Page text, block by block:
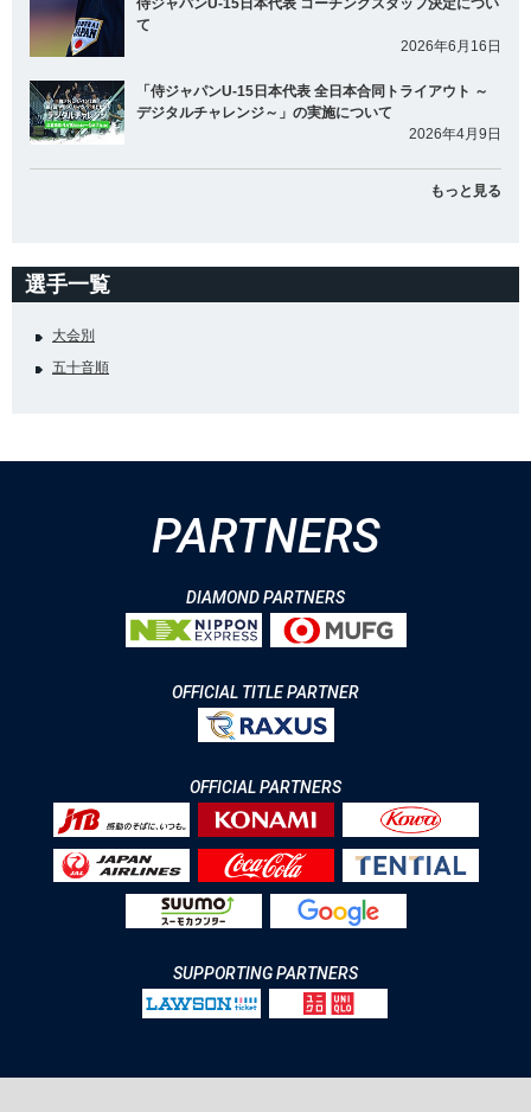
侍ジャパンU-15日本代表 コーチングスタッフ決定につい
て
2026年6月16日
「侍ジャパンU-15日本代表 全日本合同トライアウト ～
デジタルチャレンジ～」の実施について
2026年4月9日
もっと見る
選手一覧
大会別
五十音順
PARTNERS
DIAMOND PARTNERS
OFFICIAL TITLE PARTNER
OFFICIAL PARTNERS
SUPPORTING PARTNERS